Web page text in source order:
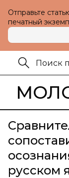
Отправьте
печатный
русском